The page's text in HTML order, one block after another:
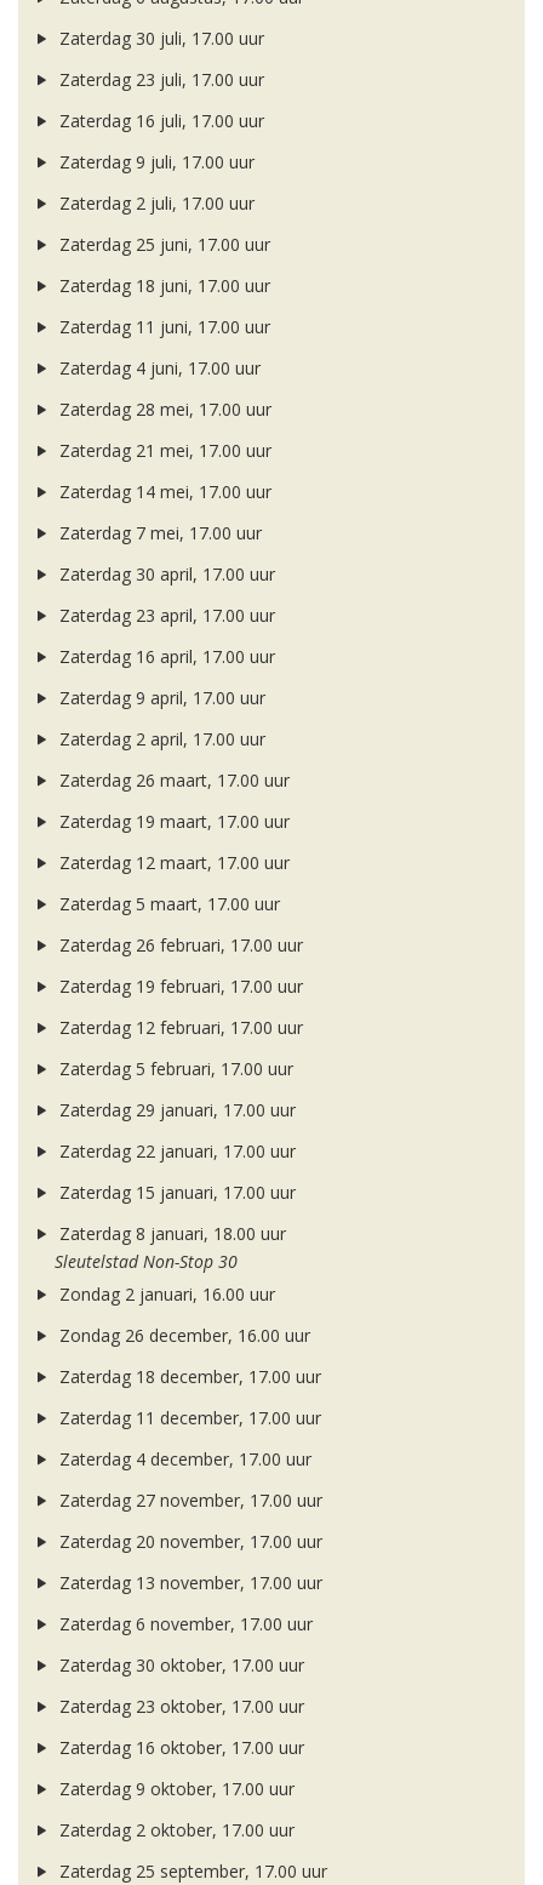
Zaterdag 30 juli, 17.00 uur
Zaterdag 23 juli, 17.00 uur
Zaterdag 16 juli, 17.00 uur
Zaterdag 9 juli, 17.00 uur
Zaterdag 2 juli, 17.00 uur
Zaterdag 25 juni, 17.00 uur
Zaterdag 18 juni, 17.00 uur
Zaterdag 11 juni, 17.00 uur
Zaterdag 4 juni, 17.00 uur
Zaterdag 28 mei, 17.00 uur
Zaterdag 21 mei, 17.00 uur
Zaterdag 14 mei, 17.00 uur
Zaterdag 7 mei, 17.00 uur
Zaterdag 30 april, 17.00 uur
Zaterdag 23 april, 17.00 uur
Zaterdag 16 april, 17.00 uur
Zaterdag 9 april, 17.00 uur
Zaterdag 2 april, 17.00 uur
Zaterdag 26 maart, 17.00 uur
Zaterdag 19 maart, 17.00 uur
Zaterdag 12 maart, 17.00 uur
Zaterdag 5 maart, 17.00 uur
Zaterdag 26 februari, 17.00 uur
Zaterdag 19 februari, 17.00 uur
Zaterdag 12 februari, 17.00 uur
Zaterdag 5 februari, 17.00 uur
Zaterdag 29 januari, 17.00 uur
Zaterdag 22 januari, 17.00 uur
Zaterdag 15 januari, 17.00 uur
Zaterdag 8 januari, 18.00 uur
Sleutelstad Non-Stop 30
Zondag 2 januari, 16.00 uur
Zondag 26 december, 16.00 uur
Zaterdag 18 december, 17.00 uur
Zaterdag 11 december, 17.00 uur
Zaterdag 4 december, 17.00 uur
Zaterdag 27 november, 17.00 uur
Zaterdag 20 november, 17.00 uur
Zaterdag 13 november, 17.00 uur
Zaterdag 6 november, 17.00 uur
Zaterdag 30 oktober, 17.00 uur
Zaterdag 23 oktober, 17.00 uur
Zaterdag 16 oktober, 17.00 uur
Zaterdag 9 oktober, 17.00 uur
Zaterdag 2 oktober, 17.00 uur
Zaterdag 25 september, 17.00 uur